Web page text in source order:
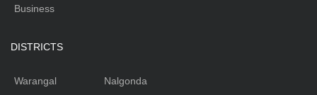
Business
DISTRICTS
Warangal Nalgonda